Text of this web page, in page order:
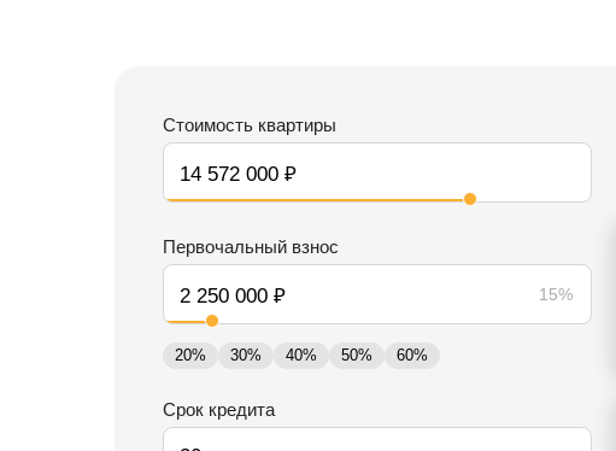
Стоимость квартиры
Первочальный взнос
15%
20% 30% 40% 50% 60%
Срок кредита